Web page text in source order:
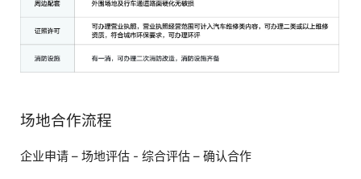
场地合作流程
企业申请 – 场地评估 - 综合评估 – 确认合作